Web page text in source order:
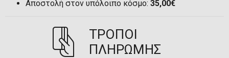
Αποστολή στον υπόλοιπο κόσμο: 35,00€
ΤΡΟΠΟΙ
ΠΛΗΡΩΜΗΣ